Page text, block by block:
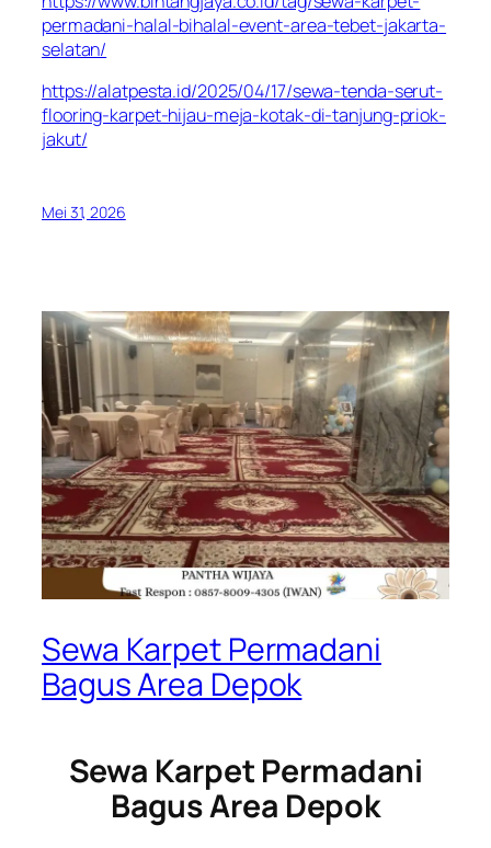
permadani-halal-bihalal-event-area-tebet-jakarta-
selatan/
https://alatpesta.id/2025/04/17/sewa-tenda-serut-
flooring-karpet-hijau-meja-kotak-di-tanjung-priok-
jakut/
Mei 31, 2026
Sewa Karpet Permadani
Bagus Area Depok
Sewa Karpet Permadani
Bagus Area Depok